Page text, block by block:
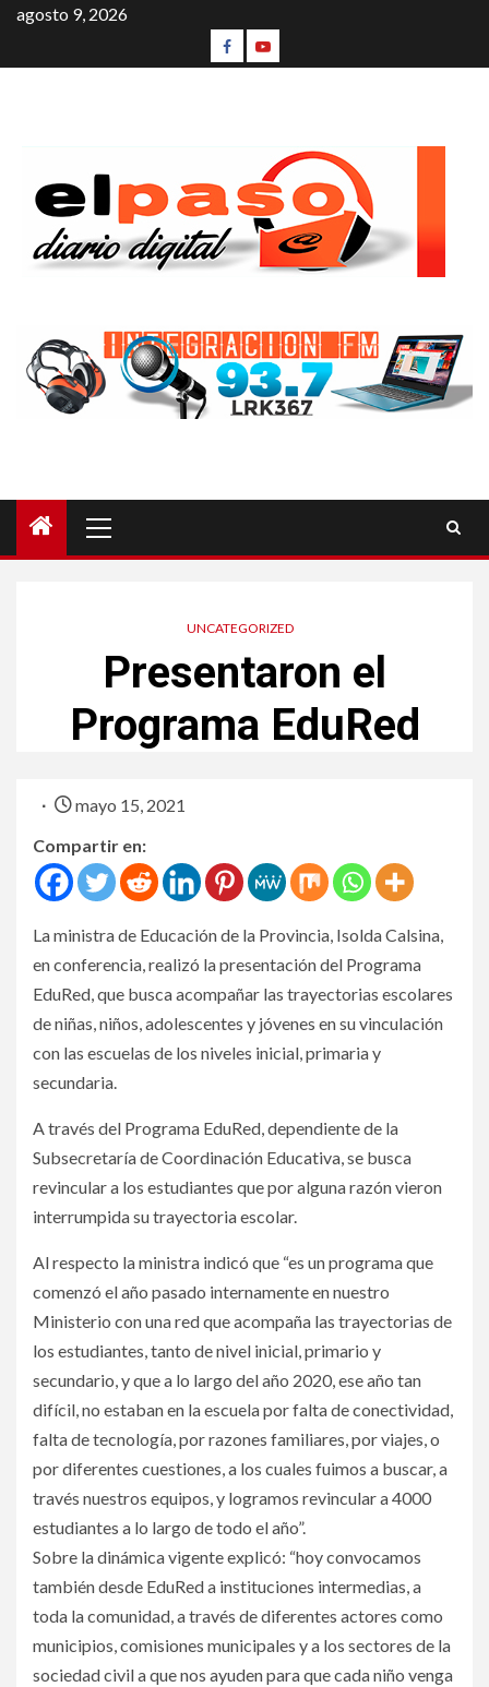
agosto 9, 2026
UNCATEGORIZED
Presentaron el
Programa EduRed
mayo 15, 2021
Compartir en:
La ministra de Educación de la Provincia, Isolda Calsina,
en conferencia, realizó la presentación del Programa
EduRed, que busca acompañar las trayectorias escolares
de niñas, niños, adolescentes y jóvenes en su vinculación
con las escuelas de los niveles inicial, primaria y
secundaria.
A través del Programa EduRed, dependiente de la
Subsecretaría de Coordinación Educativa, se busca
revincular a los estudiantes que por alguna razón vieron
interrumpida su trayectoria escolar.
Al respecto la ministra indicó que “es un programa que
comenzó el año pasado internamente en nuestro
Ministerio con una red que acompaña las trayectorias de
los estudiantes, tanto de nivel inicial, primario y
secundario, y que a lo largo del año 2020, ese año tan
difícil, no estaban en la escuela por falta de conectividad,
falta de tecnología, por razones familiares, por viajes, o
por diferentes cuestiones, a los cuales fuimos a buscar, a
través nuestros equipos, y logramos revincular a 4000
estudiantes a lo largo de todo el año”.
Sobre la dinámica vigente explicó: “hoy convocamos
también desde EduRed a instituciones intermedias, a
toda la comunidad, a través de diferentes actores como
municipios, comisiones municipales y a los sectores de la
sociedad civil a que nos ayuden para que cada niño venga